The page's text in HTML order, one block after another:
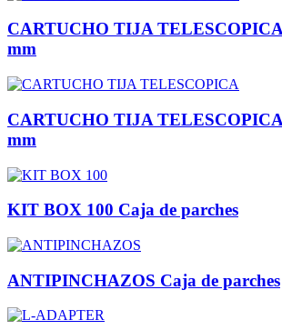
CARTUCHO TIJA
mm
CARTUCHO TIJA
mm
KIT BOX 100 Caja de parches
ANTIPINCHAZOS Caja de parches